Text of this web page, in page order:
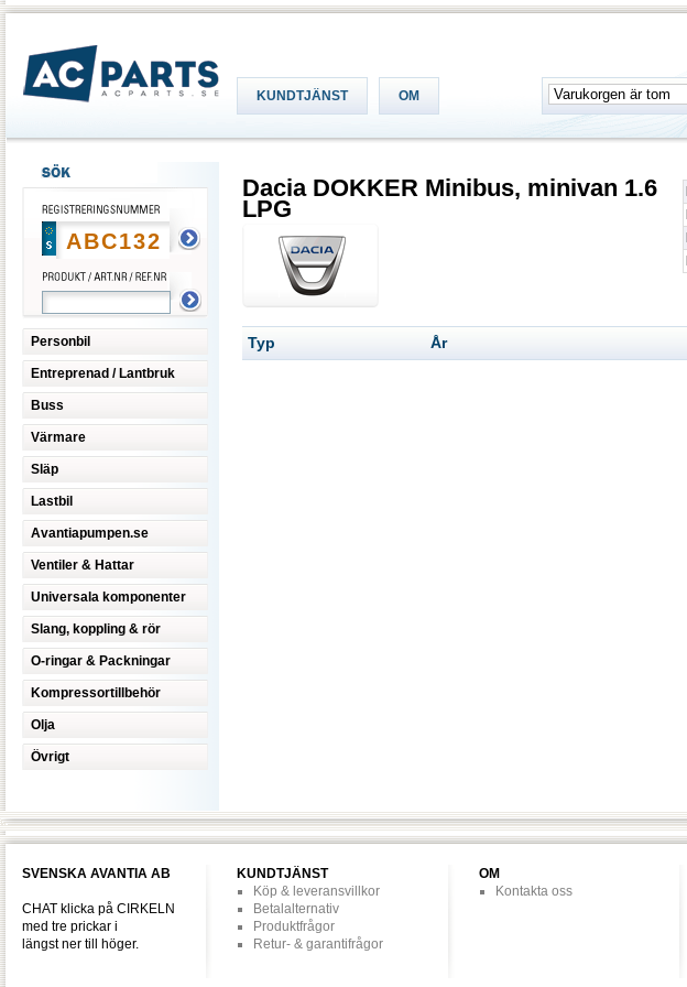
KUNDTJÄNST OM
Personbil
Entreprenad / Lantbruk
Buss
Värmare
Släp
Lastbil
Avantiapumpen.se
Ventiler & Hattar
Universala komponenter
Slang, koppling & rör
O-ringar & Packningar
Kompressortillbehör
Olja
Övrigt
Dacia DOKKER Minibus, minivan 1.6
LPG
Typ År
SVENSKA AVANTIA AB
CHAT klicka på CIRKELN
med tre prickar i
längst ner till höger.
KUNDTJÄNST
Köp & leveransvillkor
Betalalternativ
Produktfrågor
Retur- & garantifrågor
OM
Kontakta oss